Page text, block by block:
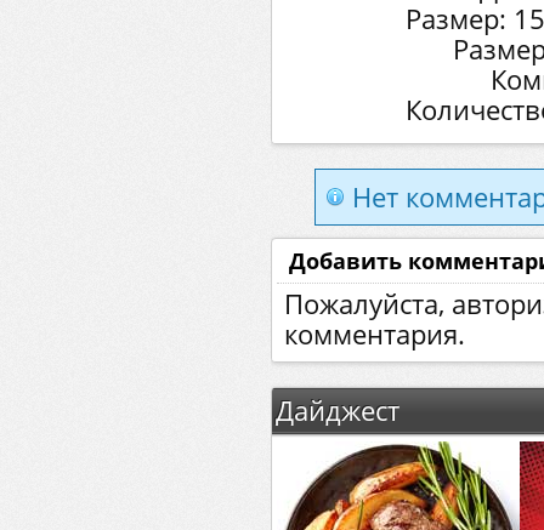
Размер:
Нет
Добавить
Пожалуйста,
комментария.
Дайджест